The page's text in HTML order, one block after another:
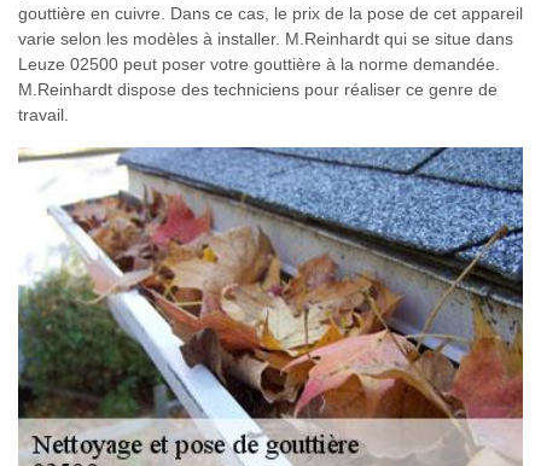
gouttière en cuivre. Dans ce cas, le prix de la pose de cet appareil
varie selon les modèles à installer. M.Reinhardt qui se situe dans
Leuze 02500 peut poser votre gouttière à la norme demandée.
M.Reinhardt dispose des techniciens pour réaliser ce genre de
travail.